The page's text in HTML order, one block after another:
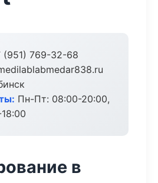
(951) 769-32-68
Пн-Пт: 08:00-20:00,
в